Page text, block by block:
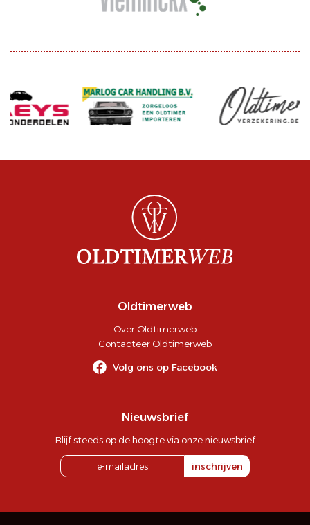
Oldtimerweb
Over Oldtimerweb
Contacteer Oldtimerweb
Volg ons op Facebook
Nieuwsbrief
Blijf steeds op de hoogte via onze nieuwsbrief
inschrijven